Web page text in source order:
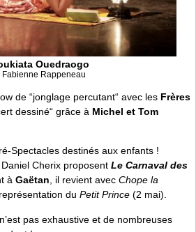
Ouedraogo
Rappeneau
de “jonglage percutant“ avec les Frères
dessiné“ grâce à Michel et Tom
Spectacles destinés aux enfants !
Cherix proposent Le Carnaval des
à Gaëtan , il revient avec Chope la
du Petit Prince (2 mai).
pas exhaustive et de nombreuses